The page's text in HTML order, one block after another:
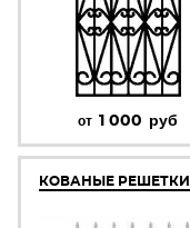
от 1 000 руб
КОВАНЫЕ РЕШЕТКИ